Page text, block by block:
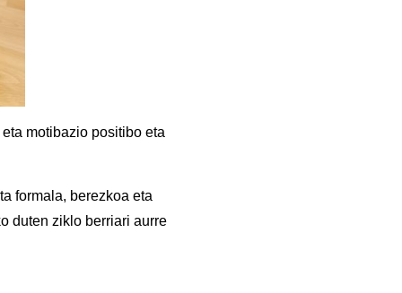
eta motibazio positibo eta
formala, berezkoa eta
duten ziklo berriari aurre